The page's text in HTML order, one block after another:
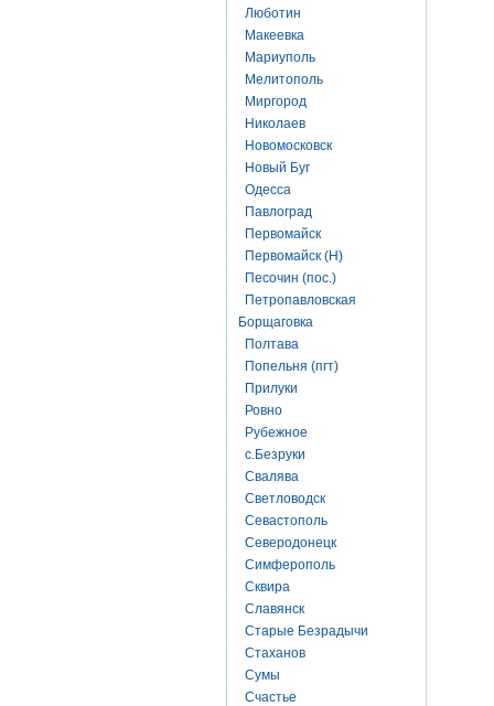
Люботин
Макеевка
Мариуполь
Мелитополь
Миргород
Николаев
Новомосковск
Новый Буг
Одесса
Павлоград
Первомайск
Первомайск (Н)
Песочин (пос.)
Петропавловская
Борщаговка
Полтава
Попельня (пгт)
Прилуки
Ровно
Рубежное
с.Безруки
Свалява
Светловодск
Севастополь
Северодонецк
Симферополь
Сквира
Славянск
Старые Безрадычи
Стаханов
Сумы
Счастье